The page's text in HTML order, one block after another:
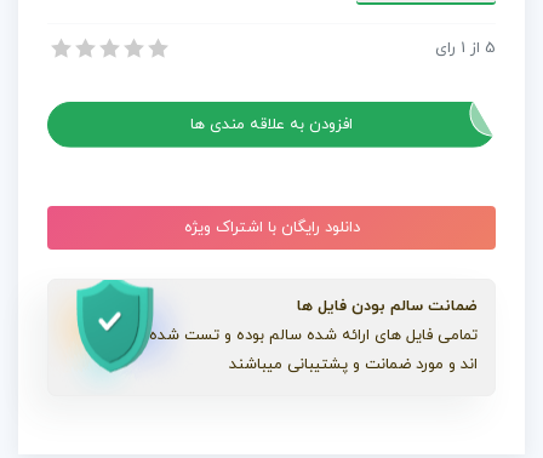
آهنگ مخصوص تیزر Mellow Wood
5 از 1 رای
افزودن به علاقه مندی ها
دانلود رایگان با اشتراک ویژه
ضمانت سالم بودن فایل ها
تمامی فایل های ارائه شده سالم بوده و تست شده
اند و مورد ضمانت و پشتیبانی میباشند